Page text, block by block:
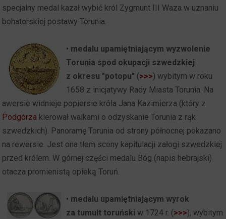
specjalny medal kazał wybić król Zygmunt III Waza w uznaniu
bohaterskiej postawy Torunia.
• medalu upamiętniającym wyzwolenie
Torunia spod okupacji szwedzkiej
z okresu "potopu" (>>>) wybitym w roku
1658 z inicjatywy Rady Miasta Torunia. Na
awersie widnieje popiersie króla Jana Kazimierza (który z
Podgórza kierował walkami o odzyskanie Torunia z rąk
szwedzkich). Panoramę Torunia od strony północnej pokazano
na rewersie. Jest ona tłem sceny kapitulacji załogi szwedzkiej
przed królem. W górnej części medalu Bóg (napis hebrajski)
otacza promienistą opieką Toruń.
• medalu upamiętniającym wyrok
za tumult toruński w 1724 r. (>>>), wybitym